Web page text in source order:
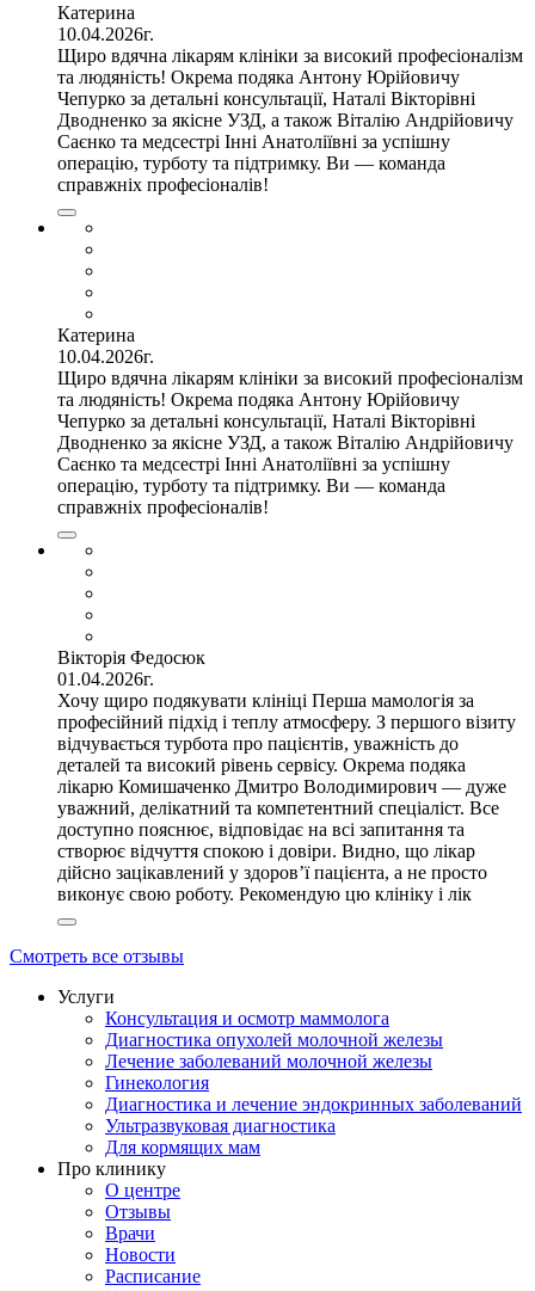
Катерина
10.04.2026г.
Щиро вдячна лікарям клініки за високий професіоналізм
та людяність! Окрема подяка Антону Юрійовичу
Чепурко за детальні консультації, Наталі Вікторівні
Дводненко за якісне УЗД, а також Віталію Андрійовичу
Саєнко та медсестрі Інні Анатоліївні за успішну
операцію, турботу та підтримку. Ви — команда
справжніх професіоналів!
Катерина
10.04.2026г.
Щиро вдячна лікарям клініки за високий професіоналізм
та людяність! Окрема подяка Антону Юрійовичу
Чепурко за детальні консультації, Наталі Вікторівні
Дводненко за якісне УЗД, а також Віталію Андрійовичу
Саєнко та медсестрі Інні Анатоліївні за успішну
операцію, турботу та підтримку. Ви — команда
справжніх професіоналів!
Вікторія Федосюк
01.04.2026г.
Хочу щиро подякувати клініці Перша мамологія за
професійний підхід і теплу атмосферу. З першого візиту
відчувається турбота про пацієнтів, уважність до
деталей та високий рівень сервісу. Окрема подяка
лікарю Комишаченко Дмитро Володимирович — дуже
уважний, делікатний та компетентний спеціаліст. Все
доступно пояснює, відповідає на всі запитання та
створює відчуття спокою і довіри. Видно, що лікар
дійсно зацікавлений у здоров’ї пацієнта, а не просто
виконує свою роботу. Рекомендую цю клініку і лік
Смотреть все отзывы
Услуги
Консультация и осмотр маммолога
Диагностика опухолей молочной железы
Лечение заболеваний молочной железы
Гинекология
Диагностика и лечение эндокринных заболеваний
Ультразвуковая диагностика
Для кормящих мам
Про клинику
О центре
Отзывы
Врачи
Новости
Расписание